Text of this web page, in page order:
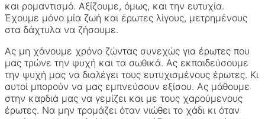
και ρομαντισμό. Αξίζουμε, όμως, και την ευτυχία.
Έχουμε μόνο μία ζωή και έρωτες λίγους, μετρημένους
στα δάχτυλα να ζήσουμε.
Ας μη χάνουμε χρόνο ζώντας συνεχώς για έρωτες που
μας τρώνε την ψυχή και τα σωθικά. Ας εκπαιδεύσουμε
την ψυχή μας να διαλέγει τους ευτυχισμένους έρωτες. Κι
αυτοί μπορούν να μας εμπνεύσουν εξίσου. Ας μάθουμε
στην καρδιά μας να γεμίζει και με τους χαρούμενους
έρωτες. Να μην τρομάζει όταν νιώθει το χάδι κι όταν